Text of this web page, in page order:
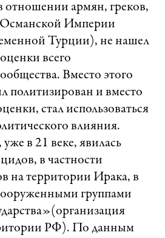
отношении армян, греков,
Османской Империи
Турции), не нашел
всего
Вместо этого
политизирован и вместо
стал использоваться
влияния.
в 21 веке, явилась
в частности
на территории Ирака, в
группами
РФ). По данным